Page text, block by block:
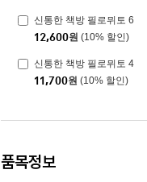
신통한 책방 필로뮈토 6
12,600원 (10% 할인)
신통한 책방 필로뮈토 4
11,700원 (10% 할인)
품목정보